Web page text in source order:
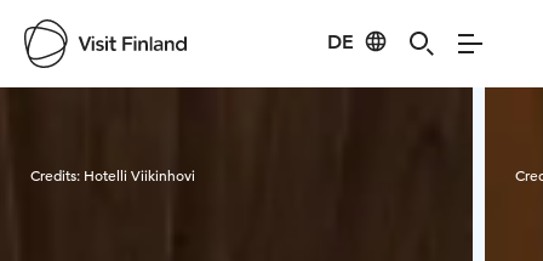
DE
Credits: Hotelli Viikinhovi